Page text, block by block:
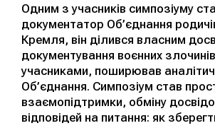
Одним з учасників симпозіуму
документатор Об’єднання
Кремля, він ділився власним
документування воєнних злочинів
учасниками, поширював
Об’єднання. Симпозіум став
взаємопідтримки, обміну
відповідей на питання: як